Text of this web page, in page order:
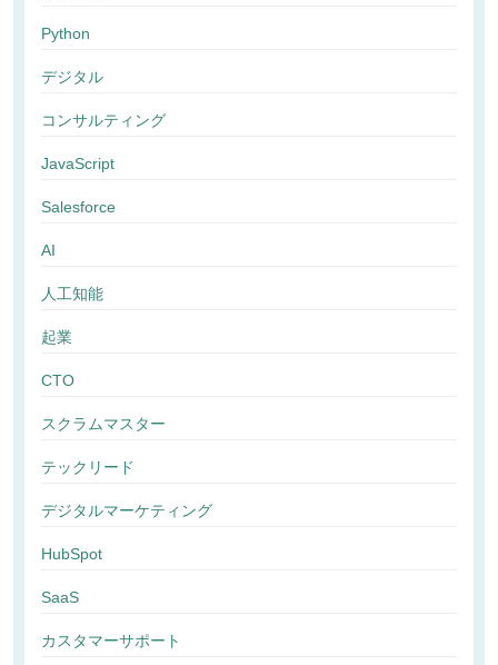
Python
デジタル
コンサルティング
JavaScript
Salesforce
AI
人工知能
起業
CTO
スクラムマスター
テックリード
デジタルマーケティング
HubSpot
SaaS
カスタマーサポート